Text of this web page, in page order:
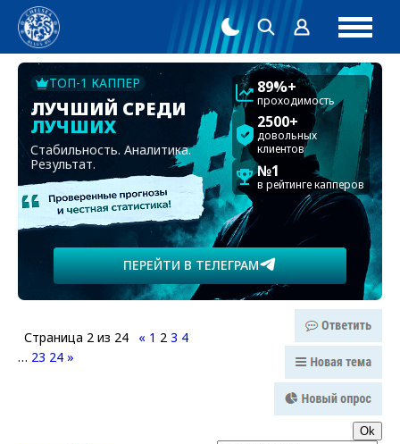
ТОП-1 КАППЕР
ЛУЧШИЙ СРЕДИ
ЛУЧШИХ
Стабильность. Аналитика.
Результат.
89%+
проходимость
2500+
довольных
клиентов
№1
в рейтинге капперов
ПЕРЕЙТИ В ТЕЛЕГРАМ
Страница 2 из 24 « 1 2 3 4
… 23 24 »